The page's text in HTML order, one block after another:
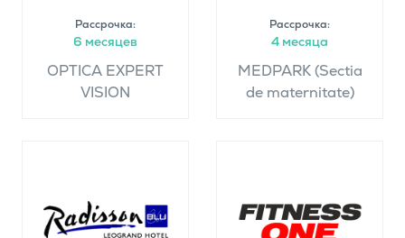
Рассрочка:
6 месяцев
OPTICA EXPERT
VISION
Рассрочка:
4 месяца
MEDPARK (Sectia
de maternitate)